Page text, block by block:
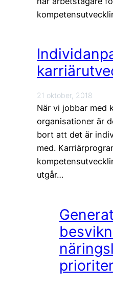
21 oktober, 2018
När vi jobbar med
organisationer är
bort att det är
med.
utgår…